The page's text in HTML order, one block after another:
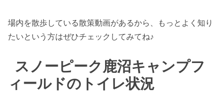
場内を散歩している散策動画があるから、もっとよく知り
たいという方はぜひチェックしてみてね♪
スノーピーク鹿沼キャンプフ
ィールドのトイレ状況